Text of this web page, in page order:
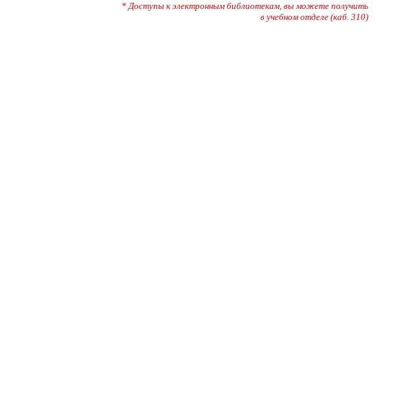
* Доступы к электронным библиотекам, вы можете получить
в учебном отделе (каб. 310)